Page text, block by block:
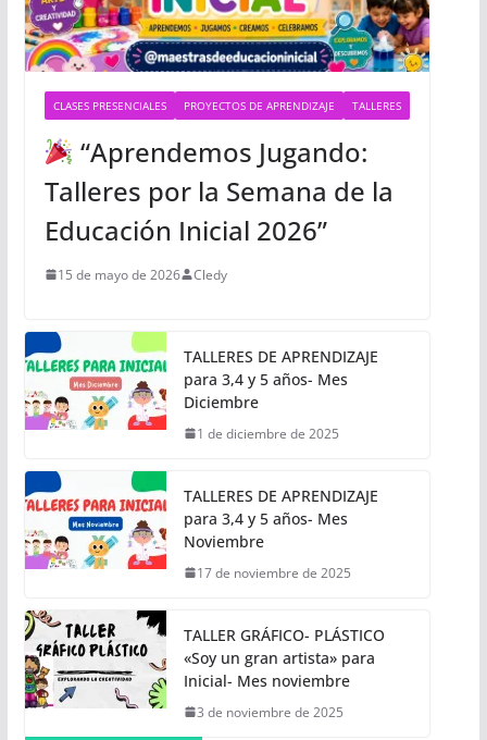
CLASES PRESENCIALES PROYECTOS DE APRENDIZAJE TALLERES
“Aprendemos Jugando:
Talleres por la Semana de la
Educación Inicial 2026”
15 de mayo de 2026 Cledy
TALLERES DE APRENDIZAJE
para 3,4 y 5 años- Mes
Diciembre
1 de diciembre de 2025
TALLERES DE APRENDIZAJE
para 3,4 y 5 años- Mes
Noviembre
17 de noviembre de 2025
TALLER GRÁFICO- PLÁSTICO
«Soy un gran artista» para
Inicial- Mes noviembre
3 de noviembre de 2025